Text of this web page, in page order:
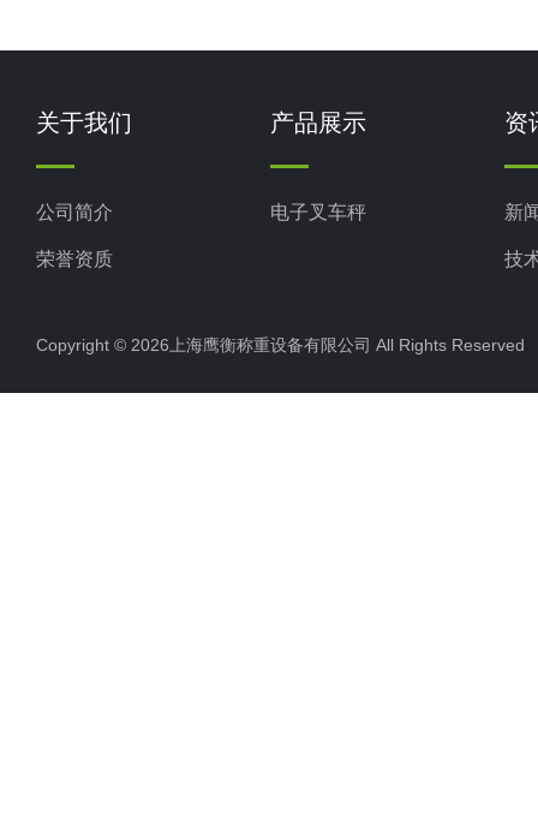
关于我们
公司简介
荣誉资质
产品展示
电子叉车秤
资
新
技
Copyright © 2026上海鹰衡称重设备有限公司 All Rights